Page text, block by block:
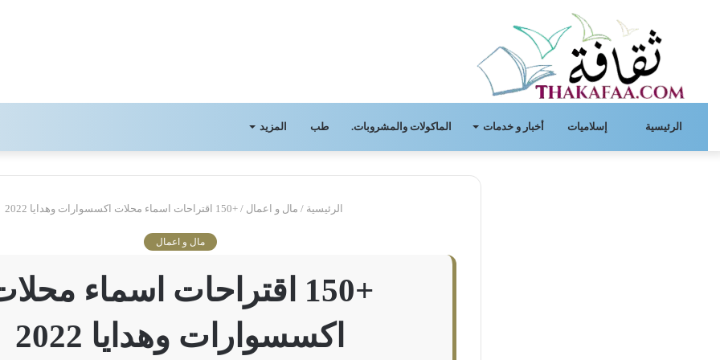
الرئيسية إسلاميات أخبار و خدمات الماكولات والمشروبات. طب المزيد
الرئيسية / مال و اعمال / +150 اقتراحات اسماء محلات اكسسوارات وهدايا 2022
مال و اعمال
+150 اقتراحات اسماء
اكسسوارات وهدايا 2022